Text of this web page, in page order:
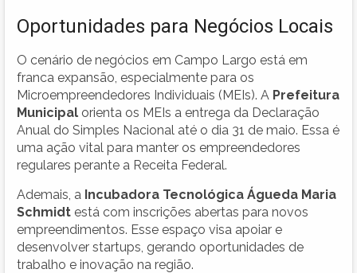
Oportunidades para Negócios Locais
O cenário de negócios em Campo Largo está em
franca expansão, especialmente para os
Microempreendedores Individuais (MEIs). A Prefeitura
Municipal orienta os MEIs a entrega da Declaração
Anual do Simples Nacional até o dia 31 de maio. Essa é
uma ação vital para manter os empreendedores
regulares perante a Receita Federal.
Ademais, a Incubadora Tecnológica Águeda Maria
Schmidt está com inscrições abertas para novos
empreendimentos. Esse espaço visa apoiar e
desenvolver startups, gerando oportunidades de
trabalho e inovação na região.